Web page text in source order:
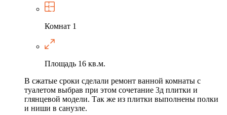
Комнат 1
Площадь 16 кв.м.
В сжатые сроки сделали ремонт ванной комнаты с
туалетом выбрав при этом сочетание 3д плитки и
глянцевой модели. Так же из плитки выполнены полки
и ниши в санузле.